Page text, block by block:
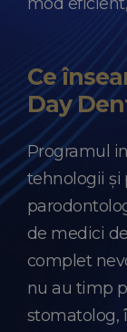
Ce
Day
Programul
tehnologii și
de medici
complet
nu au timp
stomatolog,